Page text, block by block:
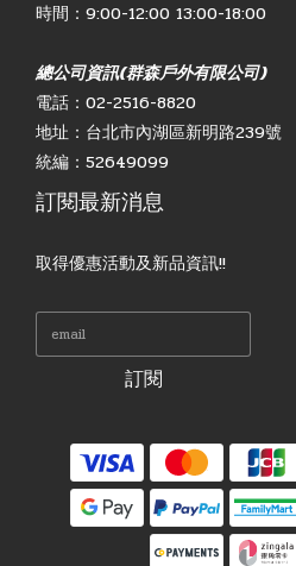
時間：9:00-12:00 13:00-18:00
總公司資訊(群森戶外有限公司)
電話：02-2516-8820
地址：台北市內湖區新明路239號
統編：52649099
訂閱最新消息
取得優惠活動及新品資訊!!
訂閱